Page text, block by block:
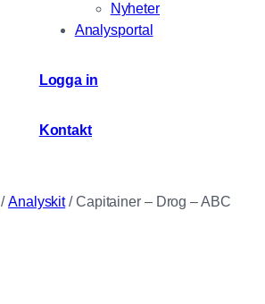
Nyheter
Analysportal
Logga in
Kontakt
/Analyskit/ Capitainer – Drog – ABC